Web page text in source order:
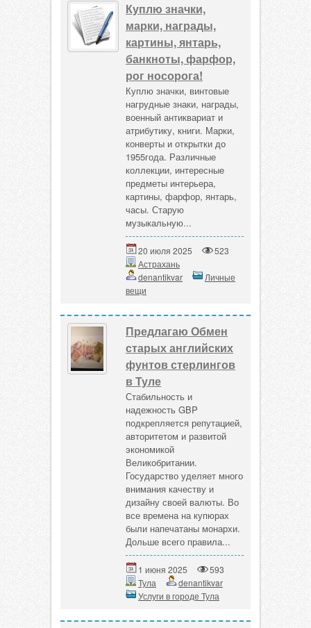
Куплю значки,
марки, награды,
картины, янтарь,
банкноты, фарфор,
рог носорога!
Куплю значки, винтовые
нагрудные знаки, награды,
военный антиквариат и
атрибутику, книги. Марки,
конверты и открытки до
1955года. Различные
коллекции, интересные
предметы интерьера,
картины, фарфор, янтарь,
часы. Старую
музыкальную...
20 июля 2025
523
Астрахань
denantikvar
Личные
вещи
Предлагаю Обмен
старых английских
фунтов стерлингов
в Туле
Стабильность и
надежность GBP
подкрепляется репутацией,
авторитетом и развитой
экономикой
Великобритании.
Государство уделяет много
внимания качеству и
дизайну своей валюты. Во
все времена на купюрах
были напечатаны монархи.
Дольше всего правила...
1 июня 2025
593
Тула
denantikvar
Услуги в городе Тула